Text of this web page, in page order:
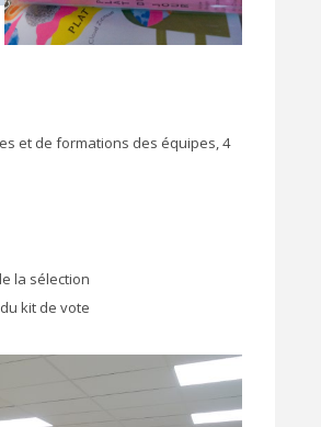
et de formations des équipes, 4
la sélection
kit de vote